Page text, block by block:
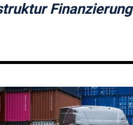
Finanzierung